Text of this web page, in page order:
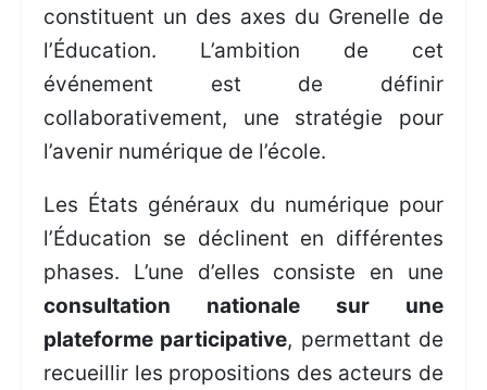
constituent un des axes du Grenelle de
l’Éducation. L’ambition de cet
événement est de définir
collaborativement, une stratégie pour
l’avenir numérique de l’école.
Les États généraux du numérique pour
l’Éducation se déclinent en différentes
phases. L’une d’elles consiste en une
consultation nationale sur une
plateforme participative, permettant de
recueillir les propositions des acteurs de